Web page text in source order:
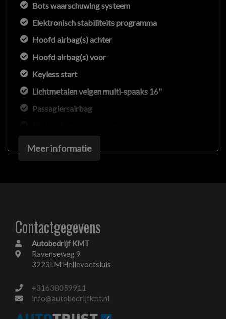
Bots waarschuwing systeem
Elektronisch stabiliteits programma
Hoofd airbag(s) achter
Hoofd airbag(s) voor
Keyless start
Lichtmetalen velgen multi-spaaks 16"
Passagiersairbag
Zij airbag(s) voor
Exterieur
Centrale vergrendeling met afstandsbediening
Chroom delen exterieur
Dakrails
Keyless entry
Meer informatie
Contactgegevens
Autobedrijf KMT
Ravenseweg 9
3223LM Hellevoetsluis
+31638059911
info@autobedrijfkmt.nl